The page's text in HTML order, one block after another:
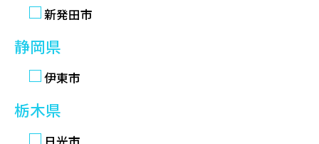
新発田市
静岡県
伊東市
栃木県